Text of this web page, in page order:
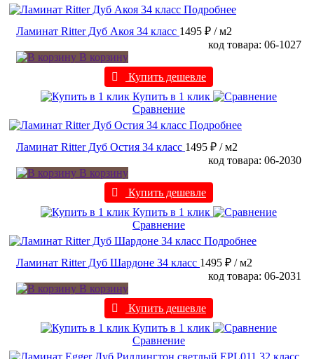
Подробнее
Ламинат Ritter Дуб Акоя 34 класс 1495 ₽ / м2
код товара: 06-1027
В корзину
Купить дешевле
Купить в 1 клик
Сравнение
Подробнее
Ламинат Ritter Дуб Остия 34 класс 1495 ₽ / м2
код товара: 06-2030
В корзину
Купить дешевле
Купить в 1 клик
Сравнение
Подробнее
Ламинат Ritter Дуб Шардоне 34 класс 1495 ₽ / м2
код товара: 06-2031
В корзину
Купить дешевле
Купить в 1 клик
Сравнение